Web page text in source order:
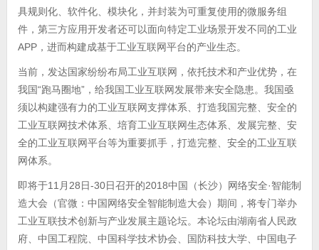
具规则化、软件化、模块化，并封装为可重复使用的微服务组
件，第三方应用开发者还可以面向特定工业场景开发不同的工业
APP，进而构建成基于工业互联网平台的产业生态。
当前，发达国家纷纷布局工业互联网，依托技术和产业优势，在
我国“跑马圈地”，给我国工业互联网发展带来安全隐患。我国亟
须以构建强有力的工业互联网支撑体系、打造我国完整、安全的
工业互联网技术体系、培育工业互联网生态体系、发展完整、安
全的工业互联网平台等为重要抓手，打造完整、安全的工业互联
网体系。
即将于11月28日-30日召开的2018中国（长沙）网络安全·智能制
造大会（官微：中国网络安全智能制造大会）期间，将专门举办
工业互联技术创新与产业发展主题论坛。本论坛由湖南省人民政
府、中国工程院、中国科学技术协会、国防科技大学、中国电子